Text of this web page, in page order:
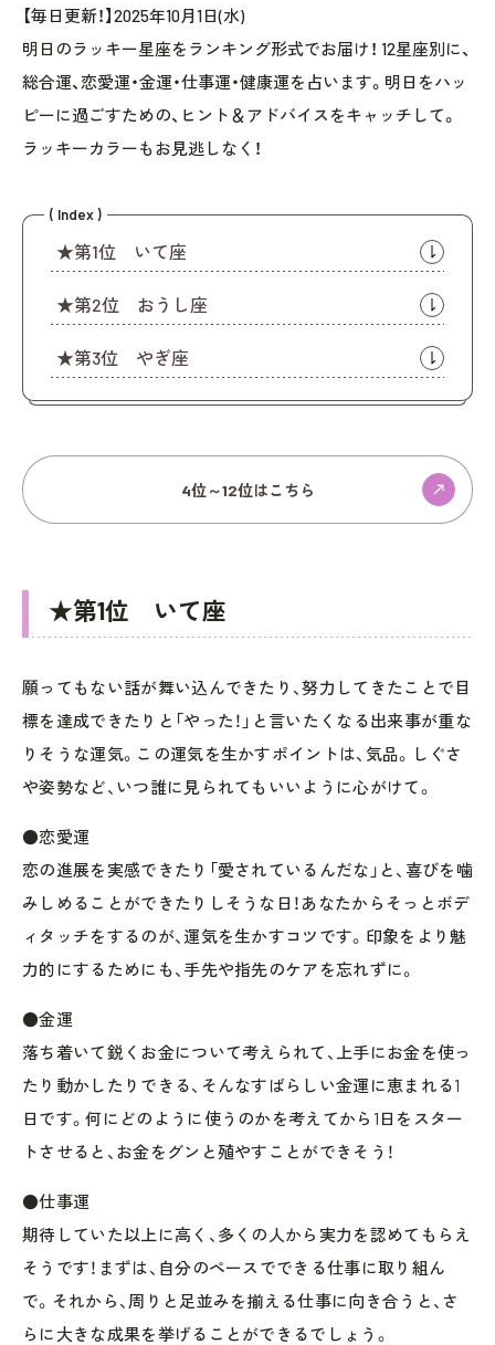
【毎日更新！】2025年10月1日(水)
明日のラッキー星座をランキング形式でお届け！ 12星座別に、
総合運、恋愛運・金運・仕事運・健康運を占います。明日をハッ
ピーに過ごすための、ヒント＆アドバイスをキャッチして。
ラッキーカラーもお見逃しなく！
( Index )
★第1位 いて座
★第2位 おうし座
★第3位 やぎ座
4位～12位はこちら
★第1位 いて座
願ってもない話が舞い込んできたり、努力してきたことで目
標を達成できたりと「やった！」と言いたくなる出来事が重な
りそうな運気。この運気を生かすポイントは、気品。しぐさ
や姿勢など、いつ誰に見られてもいいように心がけて。
●恋愛運
恋の進展を実感できたり「愛されているんだな」と、喜びを噛
みしめることができたりしそうな日！あなたからそっとボデ
ィタッチをするのが、運気を生かすコツです。印象をより魅
力的にするためにも、手先や指先のケアを忘れずに。
●金運
落ち着いて鋭くお金について考えられて、上手にお金を使っ
たり動かしたりできる、そんなすばらしい金運に恵まれる1
日です。何にどのように使うのかを考えてから1日をスター
トさせると、お金をグンと殖やすことができそう！
●仕事運
期待していた以上に高く、多くの人から実力を認めてもらえ
そうです！まずは、自分のペースでできる仕事に取り組ん
で。それから、周りと足並みを揃える仕事に向き合うと、さ
らに大きな成果を挙げることができるでしょう。